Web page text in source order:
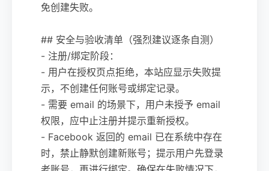
免创建失败。
## 安全与验收清单（强烈建议逐条自测）
- 注册/绑定阶段：
- 用户在授权页点拒绝，本站应显示失败提
示，不创建任何账号或绑定记录。
- 需要 email 的场景下，用户未授予 email
权限，应中止注册并提示重新授权。
- Facebook 返回的 email 已在系统中存在
时，禁止静默创建新账号；提示用户先登录